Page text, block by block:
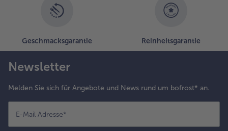
Geschmacksgarantie Reinheitsgarantie
Newsletter
Melden Sie sich für Angebote und News rund um bofrost* an.
E-Mail Adresse*